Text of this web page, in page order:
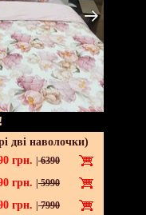
дві наволочки)
грн. 6390
грн. 5990
грн. 7990